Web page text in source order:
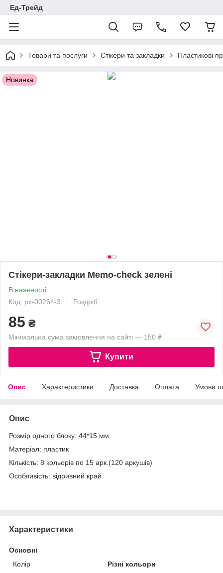
Ед-Трейд
Товари та послуги Стікери та закладки Пластикові
Новинка
Стікери-закладки Memo-check зелені
В наявності
Код: px-00264-3
Роздріб
85 ₴
Мінімальна сума замовлення на сайті — 150 ₴
Купити
Опис Характеристики Доставка Оплата Умови
Опис
Розмір одного блоку: 44*15 мм
Матеріал: пластик
Кількість: 8 кольорів по 15 арк.(120 аркушів)
Особливість: відривний край
Характеристики
Основні
Колір
Різні кольори